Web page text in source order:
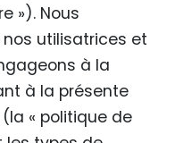
»). Nous
utilisatrices et
à la
à la présente
« politique de